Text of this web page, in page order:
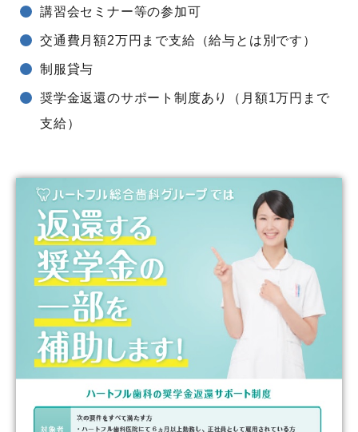
講習会セミナー等の参加可
交通費月額2万円まで支給（給与とは別です）
制服貸与
奨学金返還のサポート制度あり（月額1万円まで
支給）